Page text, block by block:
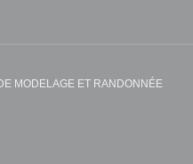
MODELAGE ET RANDONNÉE